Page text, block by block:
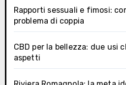
Rapporti sessuali e fimosi:
problema di coppia
CBD per la bellezza: due usi
aspetti